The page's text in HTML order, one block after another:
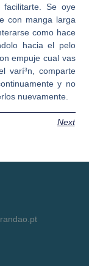
facilitarte. Se oye
con manga larga
como hace
hacia el pelo
empuje cual vas
varí³n, comparte
y no
nuevamente.
Next